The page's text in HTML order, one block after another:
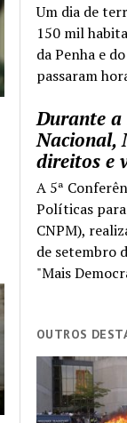
Um dia de
150 mil
da Penha e
passaram
Durante a
Nacional,
direitos e
A 5ª
Políticas
CNPM),
de setembro
"Mais
OUTROS